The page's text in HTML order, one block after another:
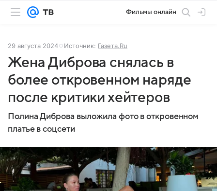
Фильмы онлайн
29 августа 2024 Источник: Газета.Ru
Жена Диброва снялась в
более откровенном наряде
после критики хейтеров
Полина Диброва выложила фото в откровенном
платье в соцсети